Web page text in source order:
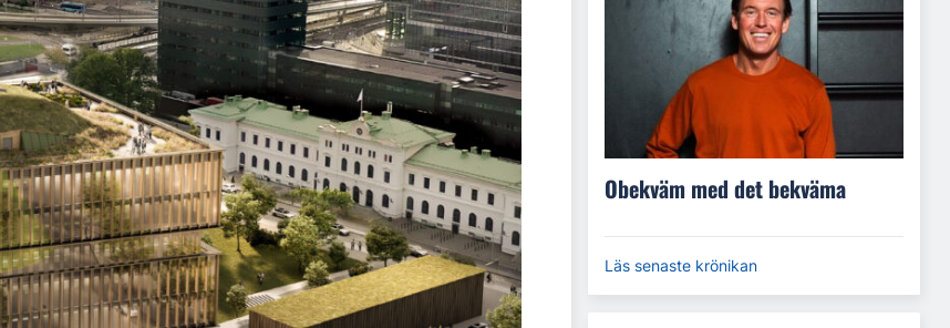
Obekväm med det bekväma
Läs senaste krönikan